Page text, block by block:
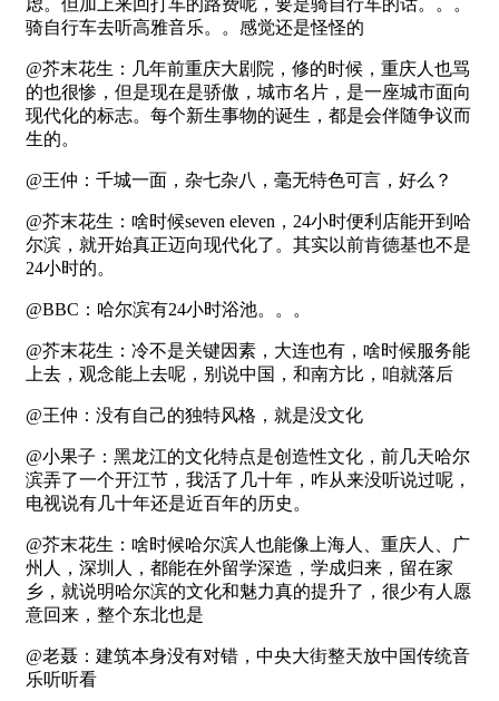
骑自行车去听高雅音乐。。感觉还是怪怪的
@芥末花生：几年前重庆大剧院，修的时候，重庆人也骂
的也很惨，但是现在是骄傲，城市名片，是一座城市面向
现代化的标志。每个新生事物的诞生，都是会伴随争议而
生的。
@王仲：千城一面，杂七杂八，毫无特色可言，好么？
@芥末花生：啥时候seven eleven，24小时便利店能开到哈
尔滨，就开始真正迈向现代化了。其实以前肯德基也不是
24小时的。
@BBC：哈尔滨有24小时浴池。。。
@芥末花生：冷不是关键因素，大连也有，啥时候服务能
上去，观念能上去呢，别说中国，和南方比，咱就落后
@王仲：没有自己的独特风格，就是没文化
@小果子：黑龙江的文化特点是创造性文化，前几天哈尔
滨弄了一个开江节，我活了几十年，咋从来没听说过呢，
电视说有几十年还是近百年的历史。
@芥末花生：啥时候哈尔滨人也能像上海人、重庆人、广
州人，深圳人，都能在外留学深造，学成归来，留在家
乡，就说明哈尔滨的文化和魅力真的提升了，很少有人愿
意回来，整个东北也是
@老聂：建筑本身没有对错，中央大街整天放中国传统音
乐听听看